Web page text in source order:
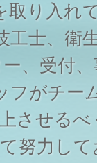
取り入れ
工士、衛
、受付
フがチー
させる
努力し